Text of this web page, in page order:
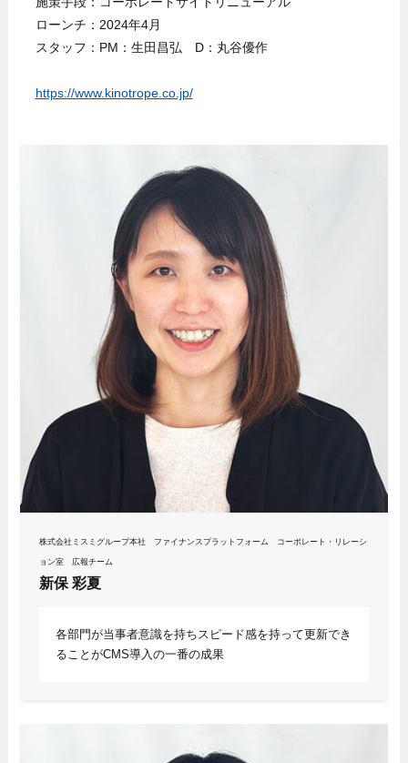
ローンチ：2024年4月
スタッフ：PM：生田昌弘 D：丸谷優作
https://www.kinotrope.co.jp/
株式会社ミスミグループ本社 ファイナンスプラットフォーム コーポレート・リレーシ
ョン室 広報チーム
新保 彩夏
各部門が当事者意識を持ちスピード感を持って更新でき
ることがCMS導入の一番の成果